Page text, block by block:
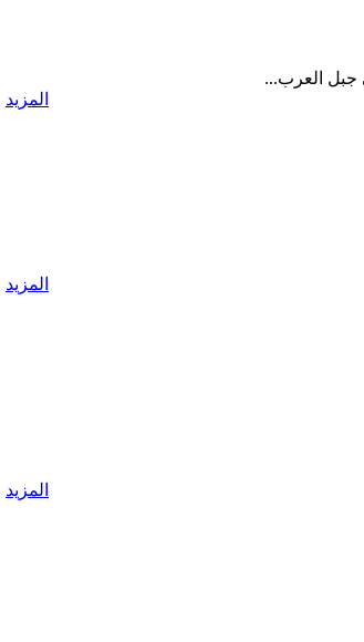
جبل العرب...
المزيد
المزيد
المزيد